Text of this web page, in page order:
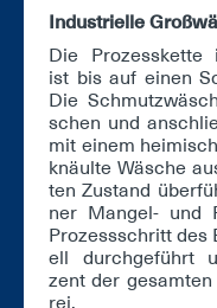
In­dus­tri­el­le
Die Pro­zess­ket­te
ist bis auf ei­nen
Die
schen und
mit ei­nem
knäul­te Wä­sche
ten Zu­stand
ner Man­gel- und
Pro­zess­schritt
ell durch­ge­führt
zent der
rei.